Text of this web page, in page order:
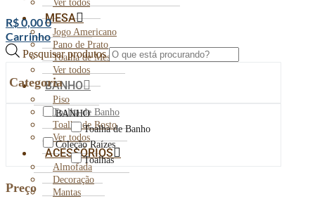
Ver todos
MESA
Jogo Americano
Pano de Prato
Toalha de Mesa
Ver todos
BANHO
Piso
Toalha de Banho
Toalha de Rosto
Ver todos
ACESSÓRIOS
Almofada
Decoração
Mantas
R$0,000
Carrinho
Pesquisar produtos
Categoria
BANHO
Toalha de Banho
Coleção Raízes
Toalhas
Preço